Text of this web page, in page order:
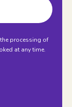
processing of
at any time.